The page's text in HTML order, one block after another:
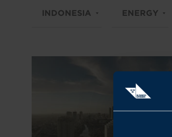
INDONESIA ENERGY